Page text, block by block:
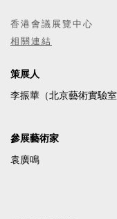
香港會議展覽中心
相關連結
策展人
李振華（北京藝術實驗室
參展藝術家
袁廣鳴